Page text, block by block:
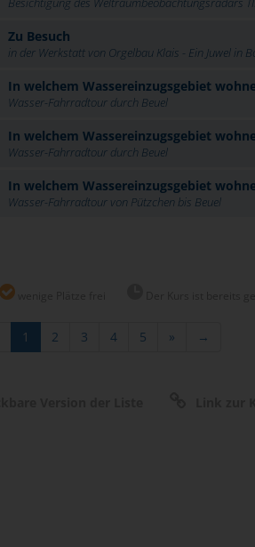
Besichtigung des Weltraumbeobachtungsradars
Zu Besuch
in der Werkstatt von Orgelbau Klais - Ein Juwel in
In welchem Wassereinzugsgebiet
Wasser-Fahrradtour durch Beuel
In welchem Wassereinzugsgebiet
Wasser-Fahrradtour durch Beuel
In welchem Wassereinzugsgebiet
Wasser-Fahrradtour von Pützchen bis Beuel
1 2 3 4 5 » →